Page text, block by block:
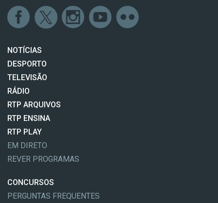
NOTÍCIAS
DESPORTO
TELEVISÃO
RÁDIO
RTP ARQUIVOS
RTP ENSINA
RTP PLAY
EM DIRETO
REVER PROGRAMAS
CONCURSOS
PERGUNTAS FREQUENTES